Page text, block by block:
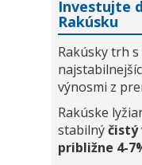
Investujte
Rakúsku
Rakúsky trh
výnosmi z
Rakúske
stabilnýčistý
približne 4-